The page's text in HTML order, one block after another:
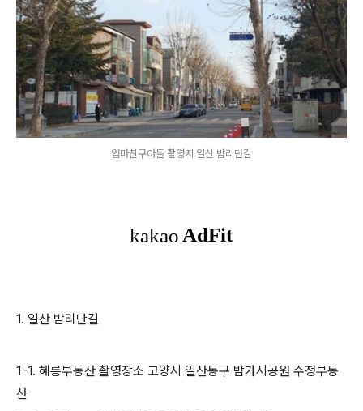
엄마친구아들 촬영지 일산 밤리단길
1. 일산 밤리단길
1-1. 혜릉부동산 촬영장소 고양시 일산동구 밤가시공원 수정부동
산